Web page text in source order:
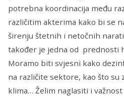
potrebna koordinacija među
različitim akterima kako bi se
širenju štetnih i netočnih
također je jedna od prednosti
Moramo biti svjesni kako
na različite sektore, kao što su
klima… Želim naglasiti i